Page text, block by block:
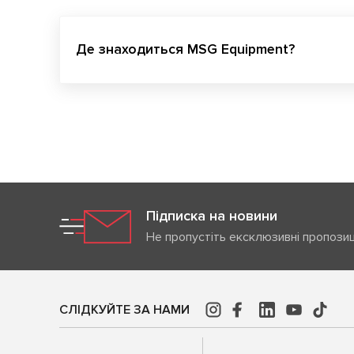
Де знаходиться MSG Equipment?
Підписка на новини
Не пропустіть ексклюзивні
СЛІДКУЙТЕ ЗА НАМИ